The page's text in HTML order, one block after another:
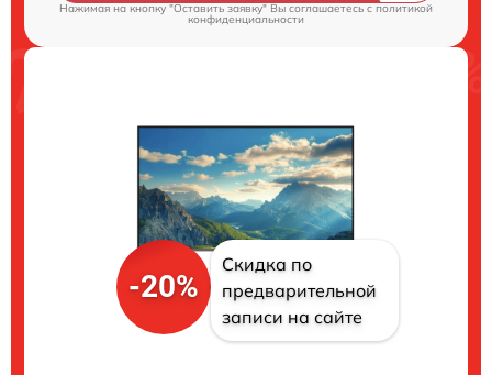
Нажимая на кнопку "Оставить заявку" Вы соглашаетесь cполитикой
конфиденциальности
-20%
Скидка по
предварительной
записи на сайте